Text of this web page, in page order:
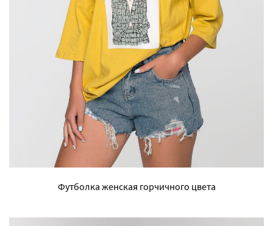
Футболка женская горчичного цвета